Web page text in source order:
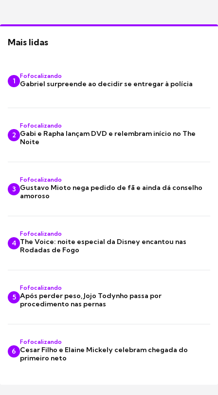
Mais lidas
1
Fofocalizando
Gabriel surpreende ao decidir se entregar à polícia
2
Fofocalizando
Gabi e Rapha lançam DVD e relembram início no The
Noite
3
Fofocalizando
Gustavo Mioto nega pedido de fã e ainda dá conselho
amoroso
4
Fofocalizando
The Voice: noite especial da Disney encantou nas
Rodadas de Fogo
5
Fofocalizando
Após perder peso, Jojo Todynho passa por
procedimento nas pernas
6
Fofocalizando
Cesar Filho e Elaine Mickely celebram chegada do
primeiro neto